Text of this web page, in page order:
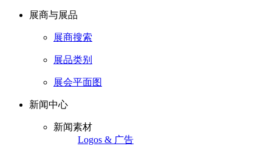
展商与展品
展商搜索
展品类别
展会平面图
新闻中心
新闻素材
Logos & 广告